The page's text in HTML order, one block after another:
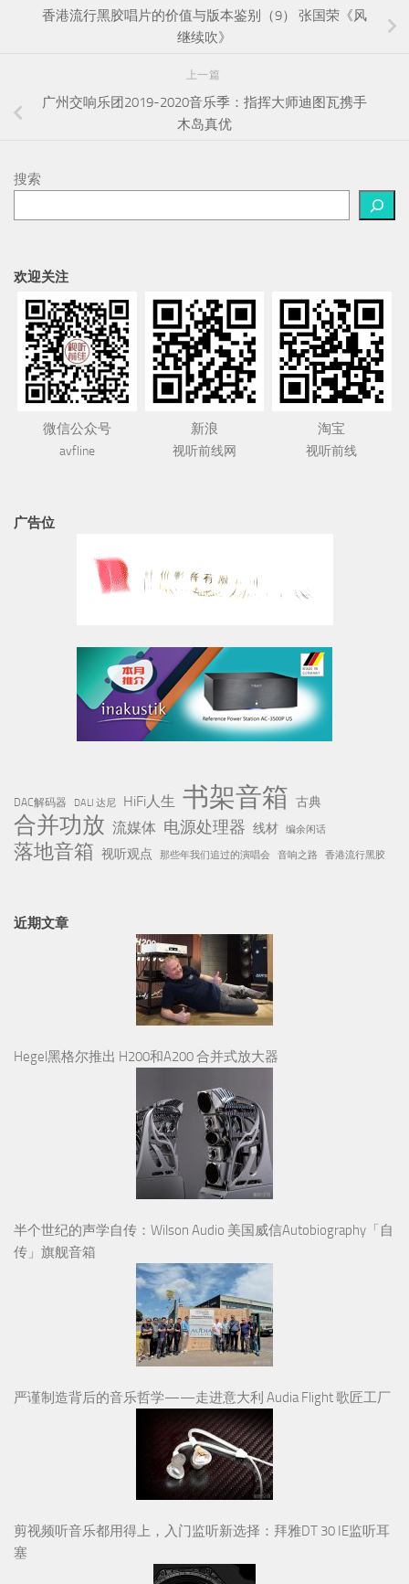
香港流行黑胶唱片的价值与版本鉴别（9） 张国荣《风
继续吹》
上一篇
广州交响乐团2019-2020音乐季：指挥大师迪图瓦携手
木岛真优
搜索
欢迎关注
微信公众号
avfline
新浪
视听前线网
淘宝
视听前线
广告位
DAC解码器 DALI 达尼 HiFi人生 书架音箱 古典
合并功放 流媒体 电源处理器 线材 编余闲话
落地音箱 视听观点 那些年我们追过的演唱会 音响之路 香港流行黑胶
近期文章
Hegel黑格尔推出 H200和A200 合并式放大器
半个世纪的声学自传：Wilson Audio 美国威信Autobiography「自
传」旗舰音箱
严谨制造背后的音乐哲学——走进意大利 Audia Flight 歌匠工厂
剪视频听音乐都用得上，入门监听新选择：拜雅DT 30 IE监听耳
塞